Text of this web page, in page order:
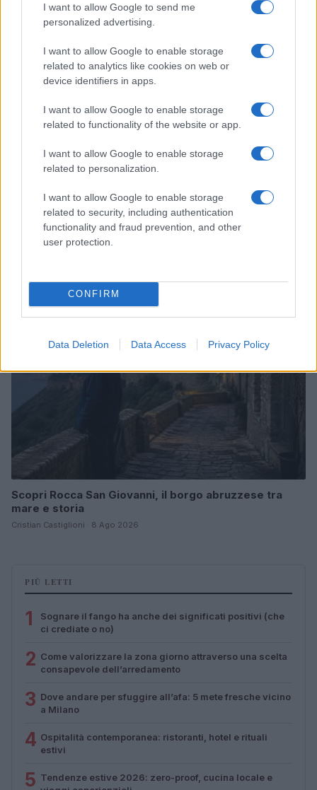
I want to allow Google to send me
personalized advertising.
I want to allow Google to enable storage
related to analytics like cookies on web or
device identifiers in apps.
I want to allow Google to enable storage
related to functionality of the website or app.
I want to allow Google to enable storage
related to personalization.
I want to allow Google to enable storage
related to security, including authentication
functionality and fraud prevention, and other
user protection.
CONFIRM
Data Deletion Data Access Privacy Policy
Matteo Pellegrino · 8 Ago 2026
Copenhagen Fashion Week SS27: le novità che stanno
rivoluzionando la moda
LIFESTYLE
Scopri Rocca San Giovanni, il borgo abruzzese tra
mare e storia
Cristian Castiglioni · 8 Ago 2026
PIÙ LETTI
1
Sognare il fango ha anche dei significati positivi (che
ci crediate o no)
2 Come valorizzare la zona giorno attraverso una scelta
consapevole dell’arredamento
3 Dove andare per sfuggire all’afa: 5 mete fresche vicino
a Milano
4 Ospitalità contemporanea: ristoranti, hotel e rituali
estivi
5 Tendenze estive 2026: zero-proof, cucina locale e